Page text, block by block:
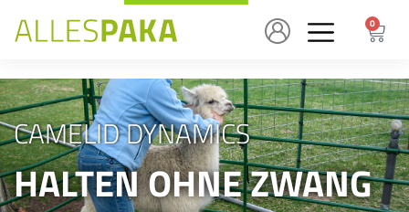
0
CAMELID DYNAMICS
HALTEN OHNE ZWANG